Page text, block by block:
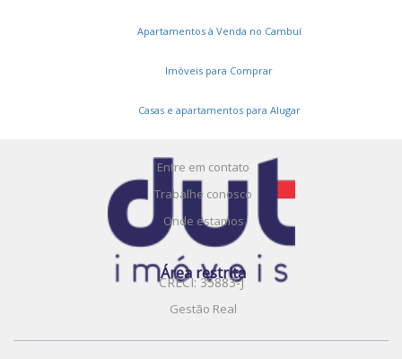
Apartamentos à Venda no Cambuí
Imóveis para Comprar
Casas e apartamentos para Alugar
CRECI: 35883-J
Cadastros e Propostas
Cadastre seu imóvel
Entre em contato
Trabalhe conosco
Onde estamos
Área restrita
Gestão Real